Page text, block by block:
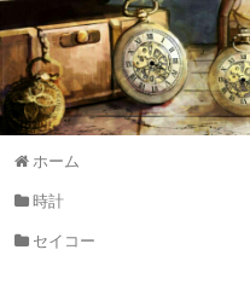
ホーム
時計
セイコー